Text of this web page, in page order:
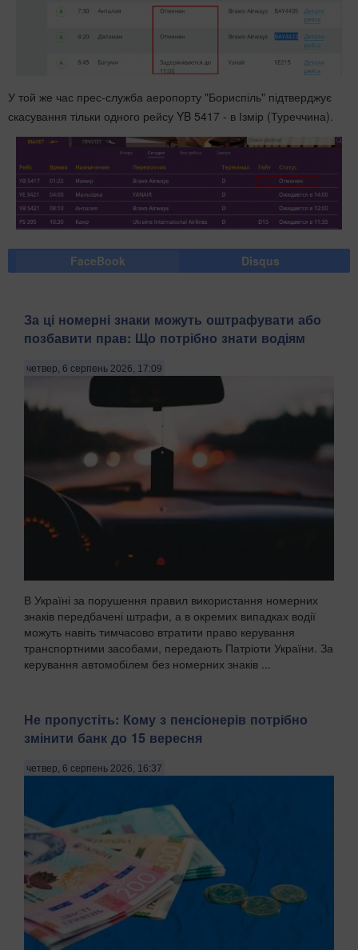
У той же час прес-служба аеропорту "Бориспіль" підтверджує
скасування тільки одного рейсу YB 5417 - в Ізмір (Туреччина).
FaceBook Disqus
За ці номерні знаки можуть оштрафувати або
позбавити прав: Що потрібно знати водіям
четвер, 6 серпень 2026, 17:09
В Україні за порушення правил використання номерних
знаків передбачені штрафи, а в окремих випадках водії
можуть навіть тимчасово втратити право керування
транспортними засобами, передають Патріоти України. За
керування автомобілем без номерних знаків ...
Не пропустіть: Кому з пенсіонерів потрібно
змінити банк до 15 вересня
четвер, 6 серпень 2026, 16:37